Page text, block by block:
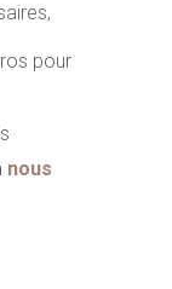
pour
nous